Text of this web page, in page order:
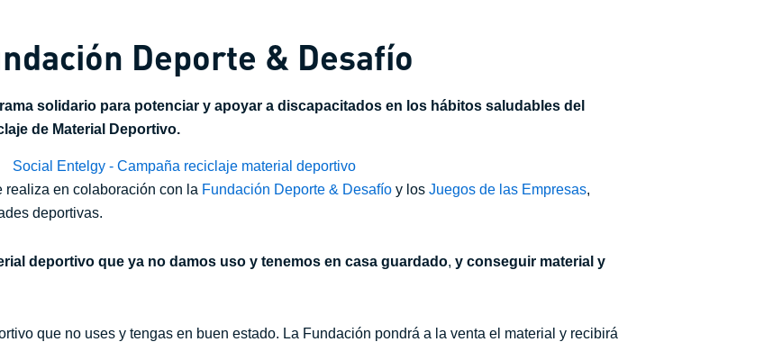
Deporte & Desafío
solidario para potenciar y apoyar a discapacitados en los hábitos saludables del
de Material Deportivo.
realiza en colaboración con la Fundación Deporte & Desafío y los Juegos de las Empresas,
deportivas.
deportivo que ya no damos uso y tenemos en casa guardado, y conseguir material y
que no uses y tengas en buen estado. La Fundación pondrá a la venta el material y recibirá